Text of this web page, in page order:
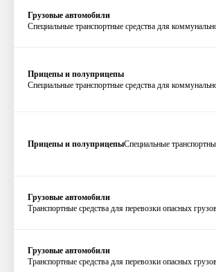
Грузовые автомобили
Специальные транспортные средства для
Прицепы и полуприцепы
Специальные транспортные средства для
Прицепы и полуприцепыСпециальные
Грузовые автомобили
Транспортные средства для перевозки опасных
Грузовые автомобили
Транспортные средства для перевозки опасных